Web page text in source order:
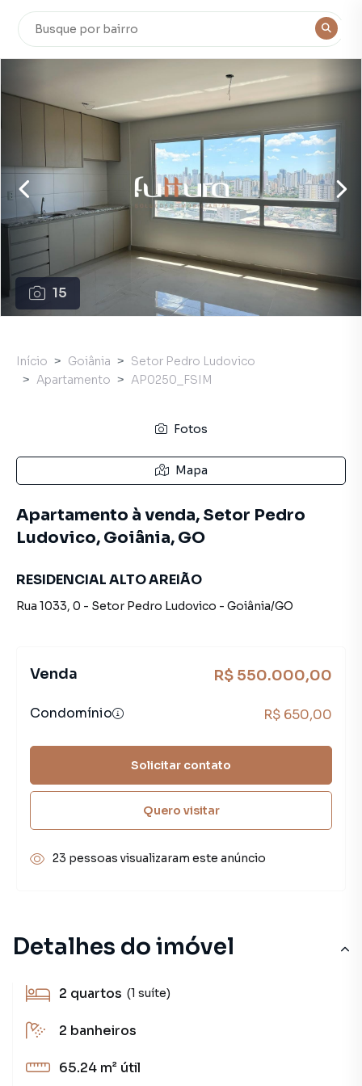
15
Detalhes do imóvel
2 quartos (1 suíte)
2 banheiros
65.24 m² útil
Início Goiânia
Setor Pedro Ludovico
Apartamento
AP0250_FSIM
Fotos
Mapa
Apartamento à venda, Setor Pedro
Ludovico, Goiânia, GO
RESIDENCIAL ALTO AREIÃO
Rua 1033, 0 - Setor Pedro Ludovico - Goiânia/GO
Venda R$ 550.000,00
Condomínio R$ 650,00
Solicitar contato
Quero visitar
23 pessoas visualizaram este anúncio